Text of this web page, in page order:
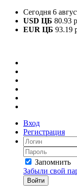
Сегодня 6
USD ЦБ 80.93
EUR ЦБ 93.19
Вход
Регистрация
Запомнить
Забыли свой